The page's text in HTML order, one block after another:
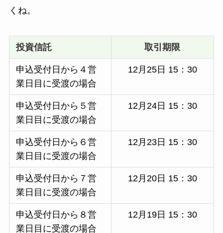
くね。
投資信託 取引期限
申込受付日から４営
業日目に受渡の場合
12月25日 15：30
申込受付日から５営
業日目に受渡の場合
12月24日 15：30
申込受付日から６営
業日目に受渡の場合
12月23日 15：30
申込受付日から７営
業日目に受渡の場合
12月20日 15：30
申込受付日から８営
業日目に受渡の場合
12月19日 15：30